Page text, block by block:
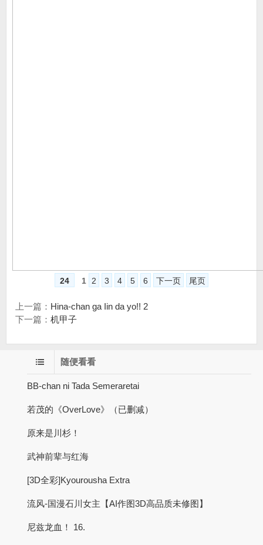
24 1 2 3 4 5 6 下一页 尾页
上一篇： Hina-chan ga Iin da yo!! 2
下一篇： 机甲子
随便看看
BB-chan ni Tada Semeraretai
若茂的《OverLove》（已删减）
原来是川杉！
武神前辈与红海
[3D全彩]Kyourousha Extra
流风-国漫石川女主【AI作图3D高品质未修图】
尼兹龙血！ 16.